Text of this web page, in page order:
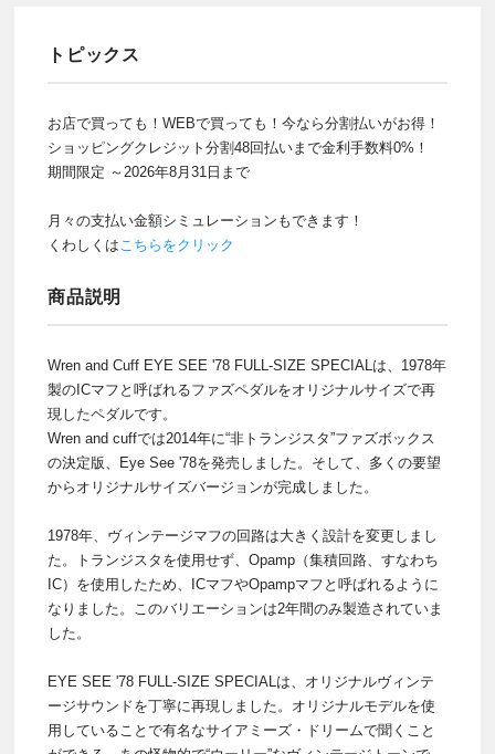
トピックス
お店で買っても！WEBで買っても！今なら分割払いがお得！
ショッピングクレジット分割48回払いまで金利手数料0%！
期間限定 ～2026年8月31日まで
月々の支払い金額シミュレーションもできます！
くわしくはこちらをクリック
商品説明
Wren and Cuff EYE SEE '78 FULL-SIZE SPECIALは、1978年
製のICマフと呼ばれるファズペダルをオリジナルサイズで再
現したペダルです。
Wren and cuffでは2014年に“非トランジスタ”ファズボックス
の決定版、Eye See '78を発売しました。そして、多くの要望
からオリジナルサイズバージョンが完成しました。
1978年、ヴィンテージマフの回路は大きく設計を変更しまし
た。トランジスタを使用せず、Opamp（集積回路、すなわち
IC）を使用したため、ICマフやOpampマフと呼ばれるように
なりました。このバリエーションは2年間のみ製造されていま
した。
EYE SEE '78 FULL-SIZE SPECIALは、オリジナルヴィンテ
ージサウンドを丁寧に再現しました。オリジナルモデルを使
用していることで有名なサイアミーズ・ドリームで聞くこと